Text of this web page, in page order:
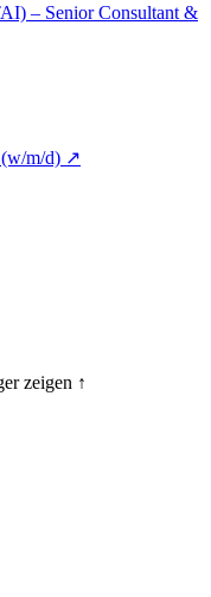
– Senior Consultant &
m/d) ↗
zeigen ↑